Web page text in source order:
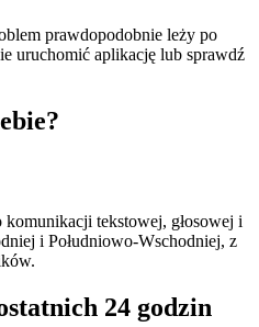
prawdopodobnie leży po
uruchomić aplikację lub sprawdź
tekstowej, głosowej i
i Południowo-Wschodniej, z
24 godzin